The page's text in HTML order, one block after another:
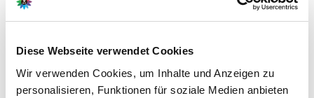
Diese Webseite verwendet Cookies
Wir verwenden Cookies, um Inhalte und Anzeigen zu
personalisieren, Funktionen für soziale Medien anbieten
bodendeckenden, dicht wachsenden Teppich. Bei Bedarf —
etwa bei üppigem Wuchs — kann im März ein Rückschnitt
Hinweis: Die Pflanze ist in allen Teilen giftig.